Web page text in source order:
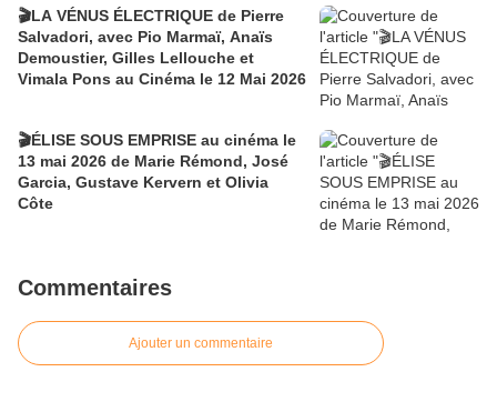
🎬LA VÉNUS ÉLECTRIQUE de Pierre
Salvadori, avec Pio Marmaï, Anaïs
Demoustier, Gilles Lellouche et
Vimala Pons au Cinéma le 12 Mai 2026
🎬ÉLISE SOUS EMPRISE au cinéma le
13 mai 2026 de Marie Rémond, José
Garcia, Gustave Kervern et Olivia
Côte
Commentaires
Ajouter un commentaire